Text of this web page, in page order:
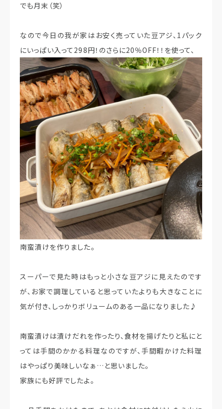
でも月末（笑）
なので今日の我が家はお安く売っていた豆アジ、1パック
にいっぱい入って298円！のさらに20％OFF！！を使って、
南蛮漬けを作りました。
スーパーで見た時はもっと小さな豆アジに見えたのです
が、お家で調理していると思っていたよりも大きなことに
気が付き、しっかりボリュームのある一品になりました♪
南蛮漬けは漬けだれを作ったり、食材を揚げたりと私にと
っては手間のかかる料理なのですが、手間暇かけた料理
はやっぱり美味しいなぁ…と思いました。
家族にも好評でしたよ。